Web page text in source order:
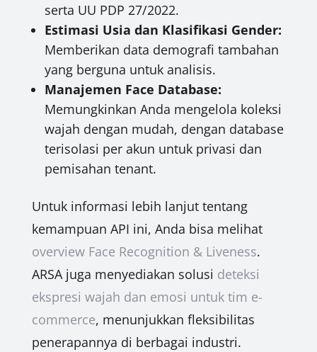
serta UU PDP 27/2022.
Estimasi Usia dan Klasifikasi Gender:
Memberikan data demografi tambahan
yang berguna untuk analisis.
Manajemen Face Database:
Memungkinkan Anda mengelola koleksi
wajah dengan mudah, dengan database
terisolasi per akun untuk privasi dan
pemisahan tenant.
Untuk informasi lebih lanjut tentang
kemampuan API ini, Anda bisa melihat
overview Face Recognition & Liveness.
ARSA juga menyediakan solusi deteksi
ekspresi wajah dan emosi untuk tim e-
commerce, menunjukkan fleksibilitas
penerapannya di berbagai industri.